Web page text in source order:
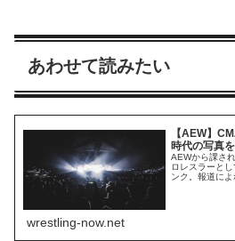
あわせて読みたい
【AEW】
時代の写真
AEWから課さ
ロレスラーと
ンク。報道に
います。パン
ト→退団に向
wrestling-now.net